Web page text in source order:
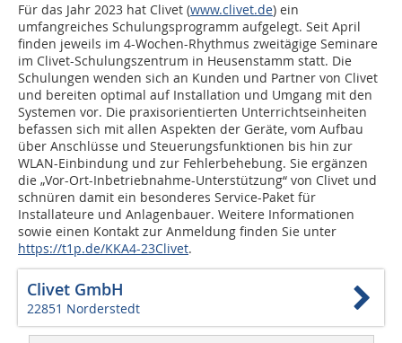
Für das Jahr 2023 hat Clivet (www.clivet.de) ein
umfangreiches Schulungsprogramm aufgelegt. Seit April
finden jeweils im 4-Wochen-Rhythmus zweitägige Seminare
im Clivet-Schulungszentrum in Heusenstamm statt. Die
Schulungen wenden sich an Kunden und Partner von Clivet
und bereiten optimal auf Installation und Umgang mit den
Systemen vor. Die praxisorientierten Unterrichtseinheiten
befassen sich mit allen Aspekten der Geräte, vom Aufbau
über Anschlüsse und Steuerungsfunktionen bis hin zur
WLAN-Einbindung und zur Fehlerbehebung. Sie ergänzen
die „Vor-Ort-Inbetriebnahme-Unterstützung“ von Clivet und
schnüren damit ein besonderes Service-Paket für
Installateure und Anlagenbauer. Weitere Informationen
sowie einen Kontakt zur Anmeldung finden Sie unter
https://t1p.de/KKA4-23Clivet.
Clivet GmbH
22851 Norderstedt